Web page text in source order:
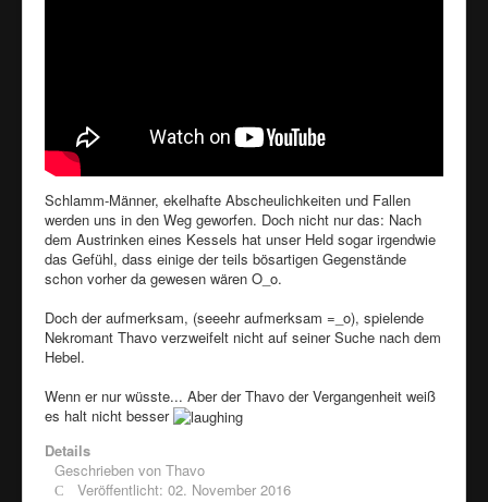
Schlamm-Männer, ekelhafte Abscheulichkeiten und Fallen
werden uns in den Weg geworfen. Doch nicht nur das: Nach
dem Austrinken eines Kessels hat unser Held sogar irgendwie
das Gefühl, dass einige der teils bösartigen Gegenstände
schon vorher da gewesen wären O_o.
Doch der aufmerksam, (seeehr aufmerksam =_o), spielende
Nekromant Thavo verzweifelt nicht auf seiner Suche nach dem
Hebel.
Wenn er nur wüsste... Aber der Thavo der Vergangenheit weiß
es halt nicht besser
Details
Geschrieben von Thavo
Veröffentlicht: 02. November 2016